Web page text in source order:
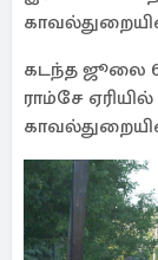
கடந்த ஜூலை
ராம்சே